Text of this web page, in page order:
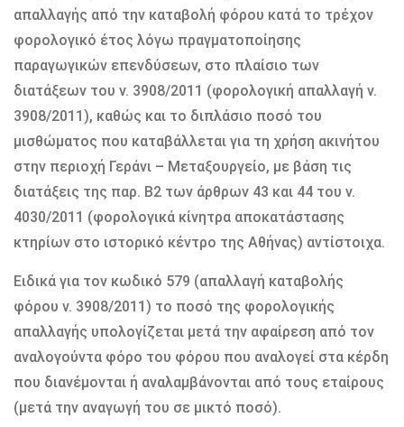
απαλλαγής από την καταβολή φόρου κατά το τρέχον
φορολογικό έτος λόγω πραγματοποίησης
παραγωγικών επενδύσεων, στο πλαίσιο των
διατάξεων του ν. 3908/2011 (φορολογική απαλλαγή ν.
3908/2011), καθώς και το διπλάσιο ποσό του
μισθώματος που καταβάλλεται για τη χρήση ακινήτου
στην περιοχή Γεράνι – Μεταξουργείο, με βάση τις
διατάξεις της παρ. Β2 των άρθρων 43 και 44 του ν.
4030/2011 (φορολογικά κίνητρα αποκατάστασης
κτηρίων στο ιστορικό κέντρο της Αθήνας) αντίστοιχα.
Ειδικά για τον κωδικό 579 (απαλλαγή καταβολής
φόρου ν. 3908/2011) το ποσό της φορολογικής
απαλλαγής υπολογίζεται μετά την αφαίρεση από τον
αναλογούντα φόρο του φόρου που αναλογεί στα κέρδη
που διανέμονται ή αναλαμβάνονται από τους εταίρους
(μετά την αναγωγή του σε μικτό ποσό).